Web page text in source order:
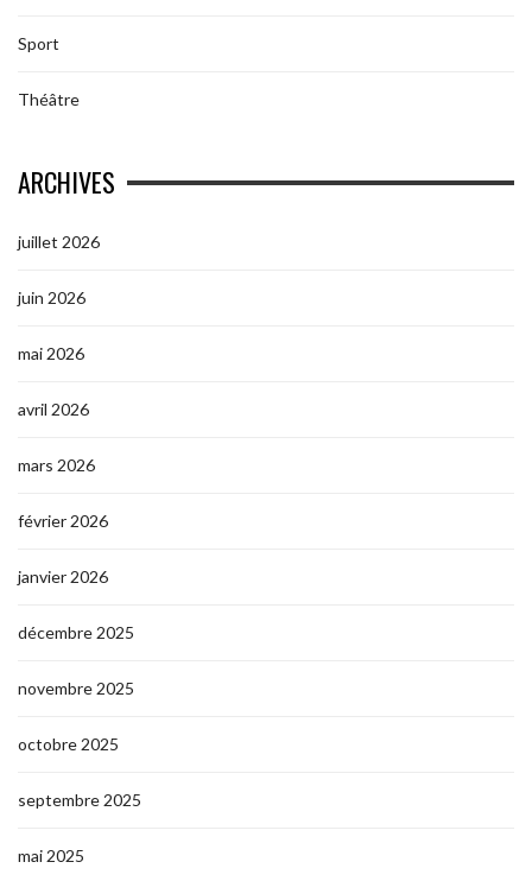
Sport
Théâtre
ARCHIVES
juillet 2026
juin 2026
mai 2026
avril 2026
mars 2026
février 2026
janvier 2026
décembre 2025
novembre 2025
octobre 2025
septembre 2025
mai 2025